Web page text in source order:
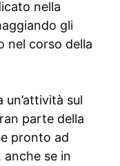
nella
gli
nel corso della
sul
parte della
pronto ad
se in